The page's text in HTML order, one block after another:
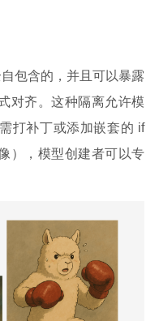
包含的，并且可以暴露
对齐。这种隔离允许模
打补丁或添加嵌套的 if
），模型创建者可以专